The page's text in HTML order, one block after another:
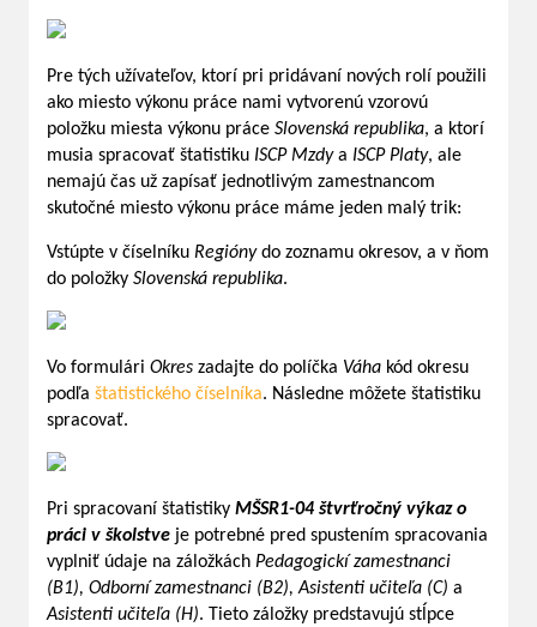
Pre tých užívateľov, ktorí pri pridávaní nových rolí použili
ako miesto výkonu práce nami vytvorenú vzorovú
položku miesta výkonu práce Slovenská republika, a ktorí
musia spracovať štatistiku ISCP Mzdya ISCP Platy, ale
nemajú čas už zapísať jednotlivým zamestnancom
skutočné miesto výkonu práce máme jeden malý trik:
Vstúpte v číselníku Regiónydo zoznamu okresov, a v ňom
do položky Slovenská republika.
Vo formulári Okres zadajte do políčka Váha kód okresu
podľa štatistického číselníka. Následne môžete štatistiku
spracovať.
Pri spracovaní štatistiky MŠSR1-04 štvrťročný výkaz o
práci v školstve je potrebné pred spustením spracovania
vyplniť údaje na záložkách Pedagogickí zamestnanci
(B1), Odborní zamestnanci (B2), Asistenti učiteľa (C) a
Asistenti učiteľa (H). Tieto záložky predstavujú stĺpce